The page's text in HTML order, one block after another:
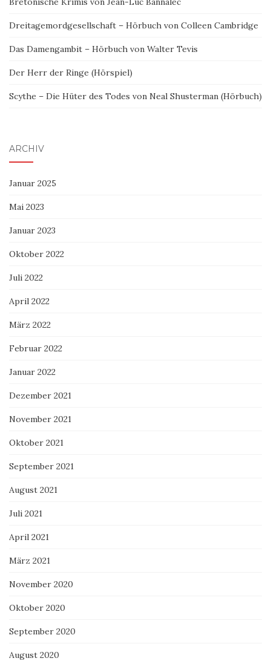
Dreitagemordgesellschaft – Hörbuch von Colleen Cambridge
Das Damengambit – Hörbuch von Walter Tevis
Der Herr der Ringe (Hörspiel)
Scythe – Die Hüter des Todes von Neal Shusterman (Hörbuch)
ARCHIV
Januar 2025
Mai 2023
Januar 2023
Oktober 2022
Juli 2022
April 2022
März 2022
Februar 2022
Januar 2022
Dezember 2021
November 2021
Oktober 2021
September 2021
August 2021
Juli 2021
April 2021
März 2021
November 2020
Oktober 2020
September 2020
August 2020